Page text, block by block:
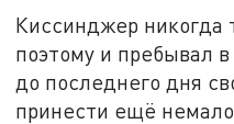
Киссинджер никогда
поэтому и пребывал
до последнего дня
принести ещё